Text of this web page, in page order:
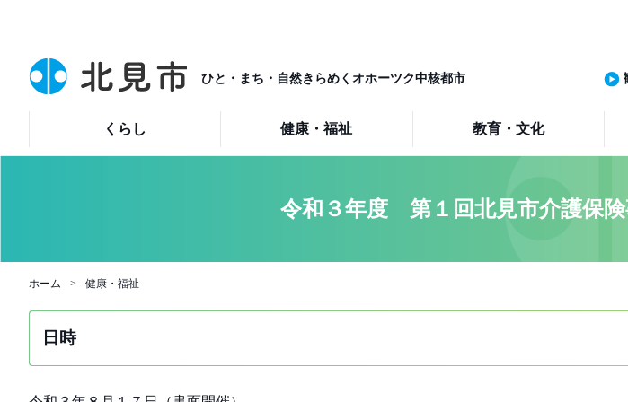
ひと・まち・自然きらめくオホーツク中核都市
くらし 健康・福祉 教育・文化
令和３年度 第１回北見市介護保
ホーム 健康・福祉
日時